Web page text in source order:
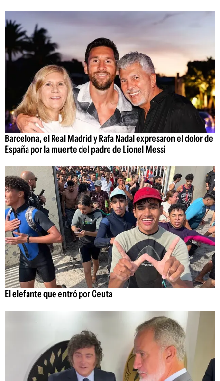
Barcelona, el Real Madrid y Rafa Nadal expresaron el dolor de
España por la muerte del padre de Lionel Messi
El elefante que entró por Ceuta